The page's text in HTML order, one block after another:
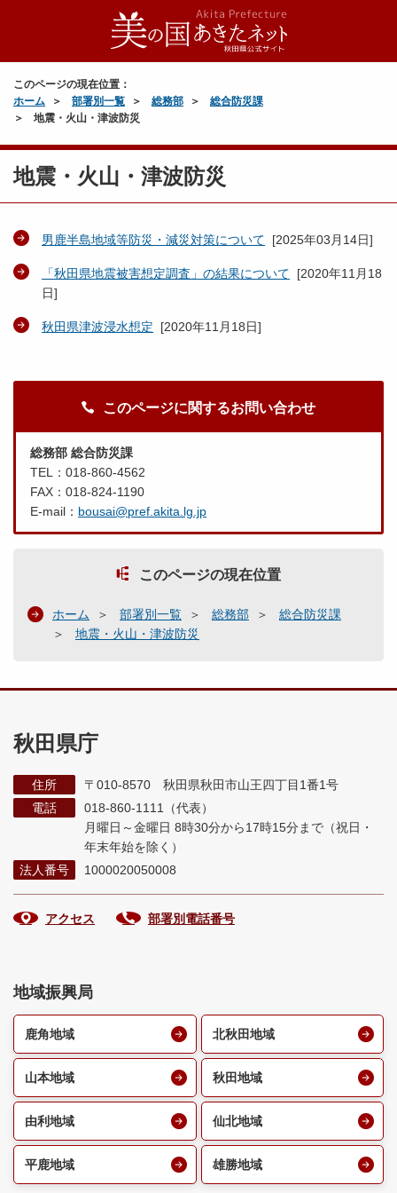
このページの現在位置：
ホーム
部署別一覧 総務部
総合防災課
地震・火山・津波防災
地震・火山・津波防災
男鹿半島地域等防災・減災対策について [2025年03月14日]
「秋田県地震被害想定調査」の結果について [2020年11月18
日]
秋田県津波浸水想定 [2020年11月18日]
このページに関するお問い合わせ
総務部 総合防災課
TEL：018-860-4562
FAX：018-824-1190
E-mail： bousai@pref.akita.lg.jp
このページの現在位置
ホーム 部署別一覧 総務部
総合防災課
地震・火山・津波防災
秋田県庁
住所
〒010-8570 秋田県秋田市山王四丁目1番1号
電話
018-860-1111（代表）
月曜日～金曜日 8時30分から17時15分まで （祝日・
年末年始を除く）
法人番号
1000020050008
アクセス 部署別電話番号
地域振興局
鹿角地域 北秋田地域
山本地域 秋田地域
由利地域 仙北地域
平鹿地域 雄勝地域